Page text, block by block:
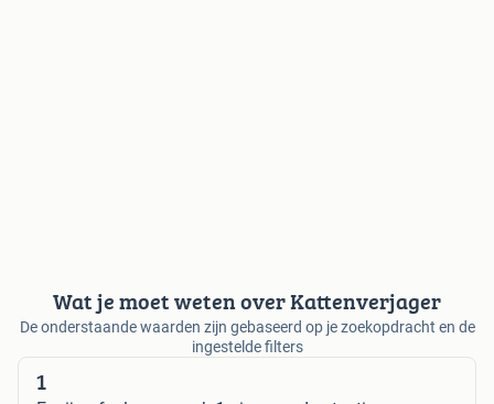
Wat je moet weten over Kattenverjager
De onderstaande waarden zijn gebaseerd op je zoekopdracht en de
ingestelde filters
1